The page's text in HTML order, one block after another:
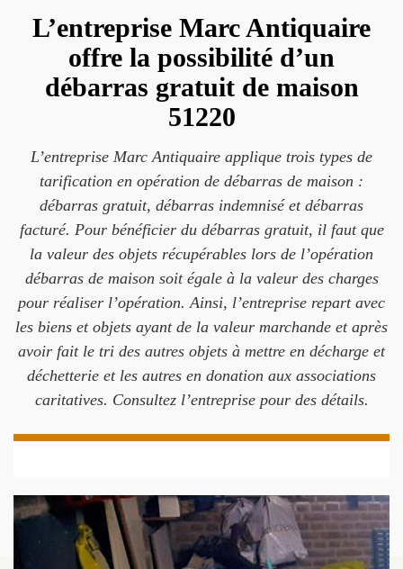
L’entreprise Marc Antiquaire
offre la possibilité d’un
débarras gratuit de maison
51220
L’entreprise Marc Antiquaire applique trois types de
tarification en opération de débarras de maison :
débarras gratuit, débarras indemnisé et débarras
facturé. Pour bénéficier du débarras gratuit, il faut que
la valeur des objets récupérables lors de l’opération
débarras de maison soit égale à la valeur des charges
pour réaliser l’opération. Ainsi, l’entreprise repart avec
les biens et objets ayant de la valeur marchande et après
avoir fait le tri des autres objets à mettre en décharge et
déchetterie et les autres en donation aux associations
caritatives. Consultez l’entreprise pour des détails.